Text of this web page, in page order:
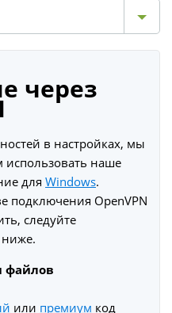
через
в настройках, мы
использовать наше
для Windows.
подключения OpenVPN
следуйте
файлов
или премиум код